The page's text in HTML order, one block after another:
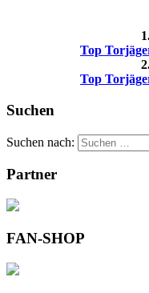
Top
Top
Suchen
Suchen nach:
Partner
FAN-SHOP